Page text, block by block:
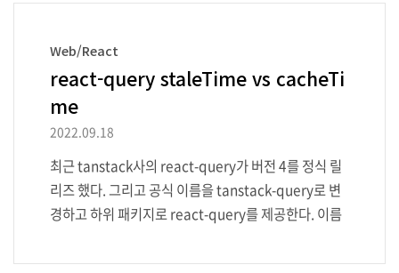
Web/React
react-query staleTime vs cacheTi
me
2022.09.18
최근 tanstack사의 react-query가 버전 4를 정식 릴
리즈 했다. 그리고 공식 이름을 tanstack-query로 변
경하고 하위 패키지로 react-query를 제공한다. 이름
니라 vue, solid, svelte도 지원하기 때문이 아닐까 추